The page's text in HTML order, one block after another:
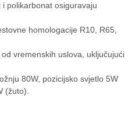
polikarbonat osiguravaju
homologacije R10, R65,
vremenskih uslova, uključujući
80W, pozicijsko svjetlo 5W
(žuto).